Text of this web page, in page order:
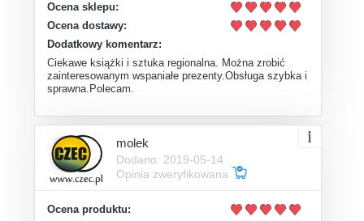
Ocena sklepu:
Ocena dostawy:
Dodatkowy komentarz:
Ciekawe książki i sztuka regionalna. Można zrobić
zainteresowanym wspaniałe prezenty.Obsługa szybka i
sprawna.Polecam.
molek
Dodano: 2019-05-14
Opinia zweryfikowana
Ocena produktu: